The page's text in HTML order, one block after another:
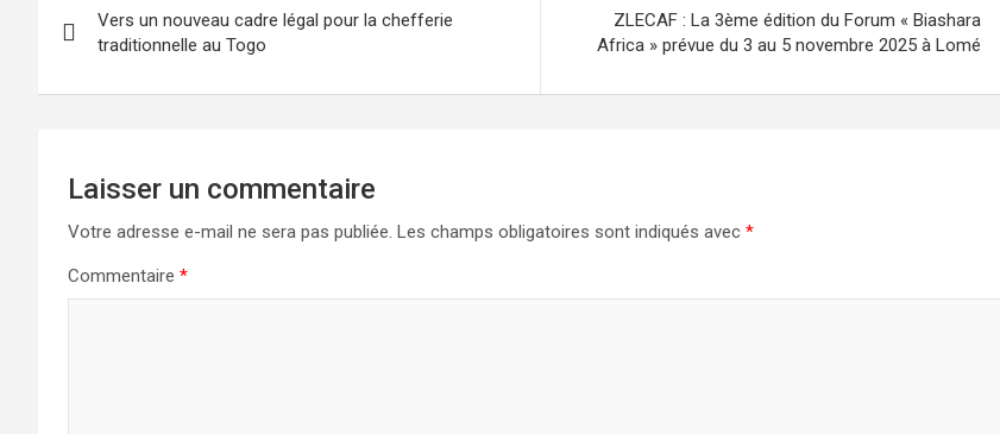
de
l’article
Vers un nouveau cadre légal pour la chefferie
traditionnelle au Togo
ZLECAF : La 3ème édition du Forum « Biashara
Africa » prévue du 3 au 5 novembre 2025 à Lomé
Laisser un commentaire
Votre adresse e-mail ne sera pas publiée. Les champs obligatoires sont indiqués avec *
Commentaire *